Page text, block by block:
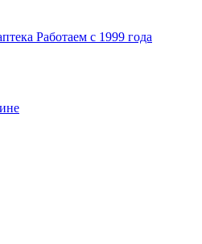
Работаем с 1999 года